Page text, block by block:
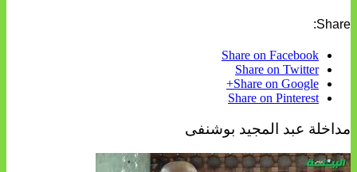
Share:
Share on Facebook
Share on Twitter
Share on Google+
Share on Pinterest
مداخلة عبد المجيد بوشنفى